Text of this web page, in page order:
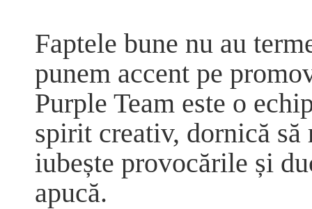
Faptele bune nu au
punem accent pe
Purple Team este o
spirit creativ, dornică să
iubește provocările și
apucă.